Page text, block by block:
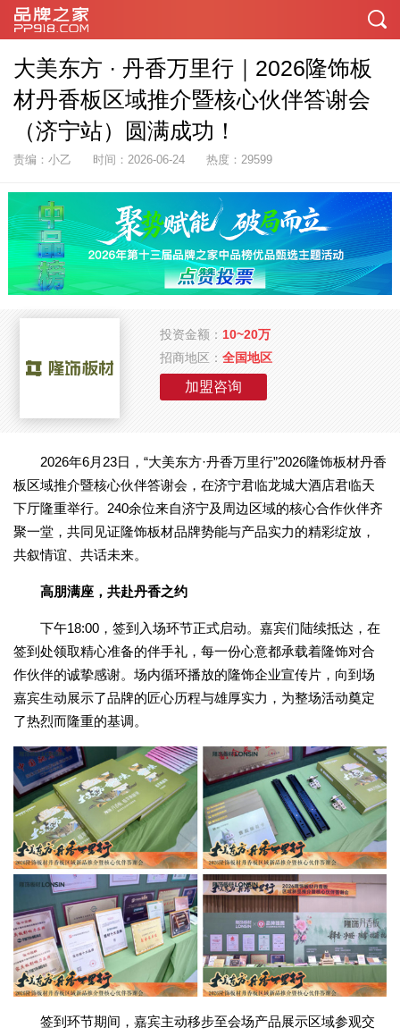
大美东方 · 丹香万里行｜2026隆饰板
材丹香板区域推介暨核心伙伴答谢会
（济宁站）圆满成功！
责编：小乙 时间：2026-06-24 热度：29599
投资金额： 10~20万
招商地区：全国地区
加盟咨询
2026年6月23日，“大美东方·丹香万里行”2026隆饰板材丹香
板区域推介暨核心伙伴答谢会，在济宁君临龙城大酒店君临天
下厅隆重举行。240余位来自济宁及周边区域的核心合作伙伴齐
聚一堂，共同见证隆饰板材品牌势能与产品实力的精彩绽放，
共叙情谊、共话未来。
高朋满座，共赴丹香之约
下午18:00，签到入场环节正式启动。嘉宾们陆续抵达，在
签到处领取精心准备的伴手礼，每一份心意都承载着隆饰对合
作伙伴的诚挚感谢。场内循环播放的隆饰企业宣传片，向到场
嘉宾生动展示了品牌的匠心历程与雄厚实力，为整场活动奠定
了热烈而隆重的基调。
签到环节期间，嘉宾主动移步至会场产品展示区域参观交